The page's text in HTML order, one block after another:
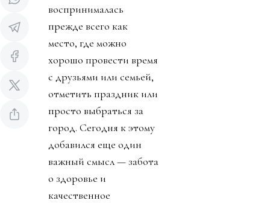
воспринималась
прежде всего как
место, где можно
хорошо провести время
с друзьями или семьей,
отметить праздник или
просто выбраться за
город. Сегодня к этому
добавился еще один
важный смысл — забота
о здоровье и
качественное